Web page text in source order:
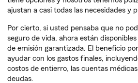
ajustan a casi todas las necesidades y
Por cierto, si usted pensaba que no
seguro de vida, ahora están
de emisión garantizada. El beneficio
ayudar con los gastos finales,
costos de entierro, las cuentas
deudas.